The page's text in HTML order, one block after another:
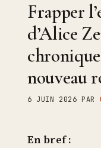
Frapper
d’Alice
nouveau
6 JUIN 2026 PAR
En bref :